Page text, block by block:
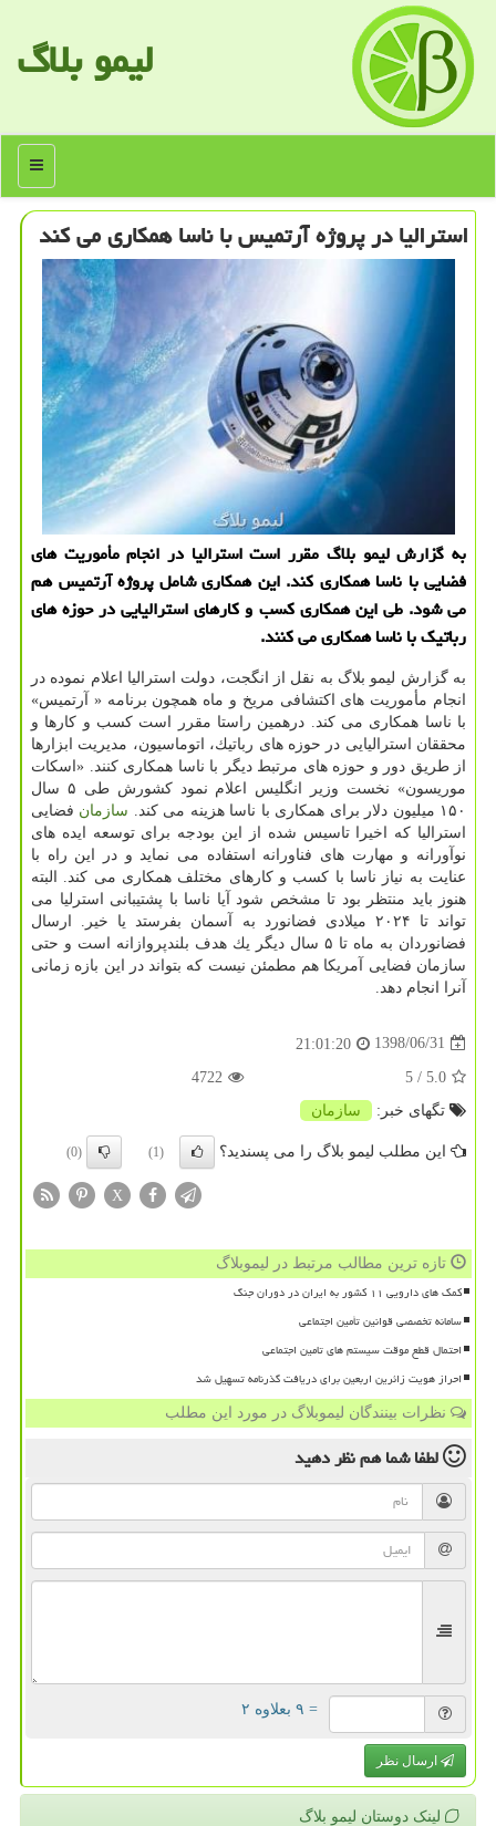
لیمو بلاگ
منو
استرالیا در پروژه آرتمیس با ناسا همكاری می كند
به گزارش لیمو بلاگ مقرر است استرالیا در انجام مأموریت های
فضایی با ناسا همكاری كند. این همكاری شامل پروژه آرتمیس هم
می شود. طی این همكاری كسب و كارهای استرالیایی در حوزه های
رباتیك با ناسا همكاری می كنند.
به گزارش لیمو بلاگ به نقل از انگجت، دولت استرالیا اعلام نموده در
انجام مأموریت های اكتشافی مریخ و ماه همچون برنامه « آرتمیس»
با ناسا همكاری می كند. درهمین راستا مقرر است كسب و كارها و
محققان استرالیایی در حوزه های رباتیك، اتوماسیون، مدیریت ابزارها
از طریق دور و حوزه های مرتبط دیگر با ناسا همكاری كنند. «اسكات
موریسون» نخست وزیر انگلیس اعلام نمود كشورش طی ۵ سال
۱۵۰ میلیون دلار برای همكاری با ناسا هزینه می كند.
سازمان فضایی
استرالیا كه اخیرا تاسیس شده از این بودجه برای توسعه ایده های
نوآورانه و مهارت های فناورانه استفاده می نماید و در این راه با
عنایت به نیاز ناسا با كسب و كارهای مختلف همكاری می كند. البته
هنوز باید منتظر بود تا مشخص شود آیا ناسا با پشتیبانی استرلیا می
تواند تا ۲۰۲۴ میلادی فضانورد به آسمان بفرستد یا خیر. ارسال
فضانوردان به ماه تا ۵ سال دیگر یك هدف بلندپروازانه است و حتی
سازمان فضایی آمریكا هم مطمئن نیست كه بتواند در این بازه زمانی
آنرا انجام دهد.
1398/06/31
21:01:20
5.0
/ 5
4722
تگهای خبر:
سازمان
این مطلب لیمو بلاگ را می پسندید؟ (1)
(0)
X
تازه ترین مطالب مرتبط در لیموبلاگ
کمک های دارویی ۱۱ کشور به ایران در دوران جنگ
سامانه تخصصی قوانین تأمین اجتماعی
احتمال قطع موقت سیستم های تامین اجتماعی
احراز هویت زائرین اربعین برای دریافت گذرنامه تسهیل شد
نظرات بینندگان لیموبلاگ در مورد این مطلب
لطفا شما همنظر دهید
= ۹ بعلاوه ۲
ارسال نظر
لینک دوستان لیمو بلاگ